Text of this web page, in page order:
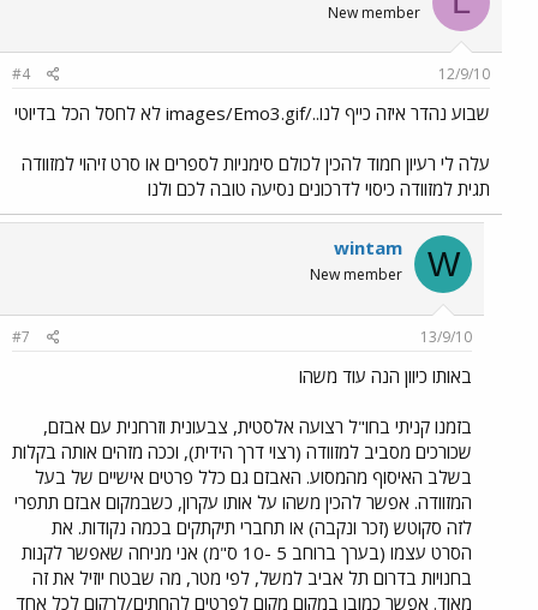
New member
12/9/10
#4
שבוע נהדר איזה כייף לנו../images/Emo3.gif לא לחסל הכל בדיוטי
עלה לי רעיון חמוד להכין לכולם סימניות לספרים או סרט זיהוי למזוודה
תגית למזוודה כיסוי לדרכונים נסיעה טובה לכם ולנו
W
wintam
New member
13/9/10
#7
באותו כיוון הנה עוד משהו
בזמנו קניתי בחו"ל רצועה אלסטית, צבעונית וזרחנית עם אבזם,
שכורכים מסביב למזוודה (רצוי דרך הידית), וככה מזהים אותה בקלות
בשלב האיסוף מהמסוע. האבזם גם כלל פרטים אישיים של בעל
המזוודה. אפשר להכין משהו על אותו עקרון, כשבמקום אבזם תתפרי
לזה סקוטש (זכר ונקבה) או תחברי תיקתקים בכמה נקודות. את
הסרט עצמו (בערך ברוחב 5 -10 ס"מ) אני מניחה שאפשר לקנות
בחנויות בדרום תל אביב למשל, לפי מטר, מה שבטח יוזיל את זה
מאוד. אפשר כמובן במקום מקום לפרטים להחתים/לרקום לכל אחד